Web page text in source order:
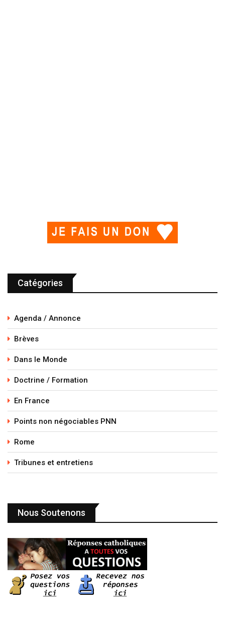
Catégories
Agenda / Annonce
Brèves
Dans le Monde
Doctrine / Formation
En France
Points non négociables PNN
Rome
Tribunes et entretiens
Nous Soutenons